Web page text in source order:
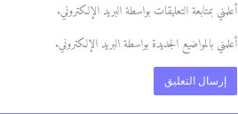
أعلمني بمتابعة التعليقات بواسطة البريد الإلكتروني.
أعلمني بالمواضيع الجديدة بواسطة البريد الإلكتروني.